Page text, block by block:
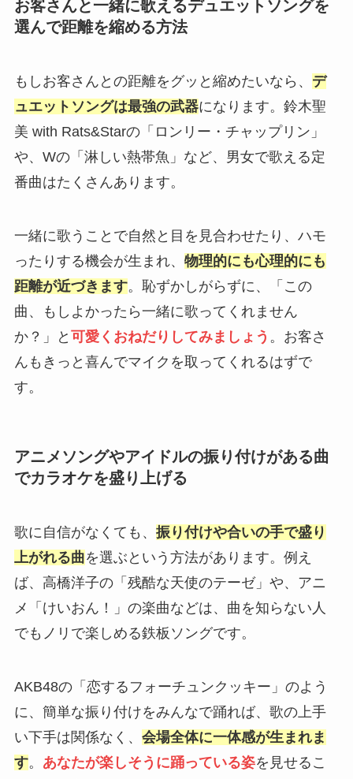
お客さんと一緒に歌えるデュエットソングを
選んで距離を縮める方法
もしお客さんとの距離をグッと縮めたいなら、 デ
ュエットソングは最強の武器になります。鈴木聖
美 with Rats&Starの「ロンリー・チャップリン」
や、Wの「淋しい熱帯魚」など、男女で歌える定
番曲はたくさんあります。
一緒に歌うことで自然と目を見合わせたり、ハモ
ったりする機会が生まれ、 物理的にも心理的にも
距離が近づきます。恥ずかしがらずに、「この
曲、もしよかったら一緒に歌ってくれません
か？」と 可愛くおねだりしてみましょう 。お客さ
んもきっと喜んでマイクを取ってくれるはずで
す。
アニメソングやアイドルの振り付けがある曲
でカラオケを盛り上げる
歌に自信がなくても、 振り付けや合いの手で盛り
上がれる曲を選ぶという方法があります。例え
ば、高橋洋子の「残酷な天使のテーゼ」や、アニ
メ「けいおん！」の楽曲などは、曲を知らない人
でもノリで楽しめる鉄板ソングです。
AKB48の「恋するフォーチュンクッキー」のよう
に、簡単な振り付けをみんなで踊れば、歌の上手
い下手は関係なく、 会場全体に一体感が生まれま
す。 あなたが楽しそうに踊っている姿を見せるこ